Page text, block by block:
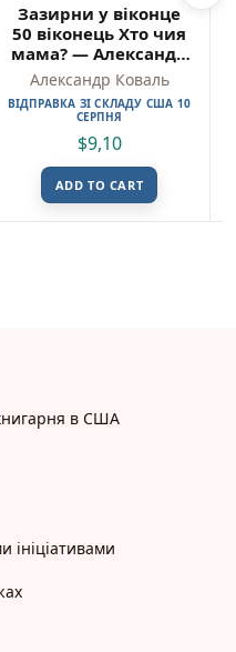
Зазирни у віконце
50 віконець Хто чия
мама? — Александр
Коваль
Александр Коваль
ВІДПРАВКА ЗІ СКЛАДУ США 10
СЕРПНЯ
$9,10
ADD TO CART
в США
ініціативами